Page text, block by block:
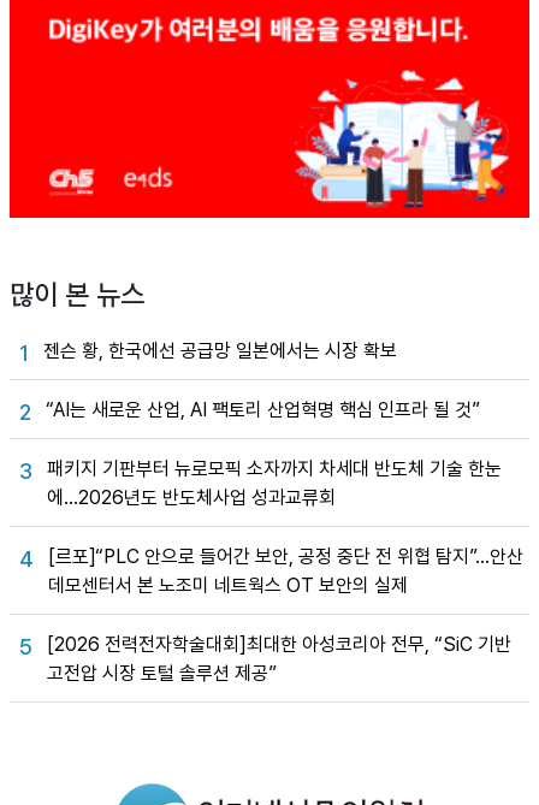
많이 본 뉴스
1 젠슨 황, 한국에선 공급망 일본에서는 시장 확보
2 “AI는 새로운 산업, AI 팩토리 산업혁명 핵심 인프라 될 것”
3
패키지 기판부터 뉴로모픽 소자까지 차세대 반도체 기술 한눈
에…2026년도 반도체사업 성과교류회
4
[르포]“PLC 안으로 들어간 보안, 공정 중단 전 위협 탐지”…안산
데모센터서 본 노조미 네트웍스 OT 보안의 실제
5
[2026 전력전자학술대회]최대한 아성코리아 전무, “SiC 기반
고전압 시장 토털 솔루션 제공”